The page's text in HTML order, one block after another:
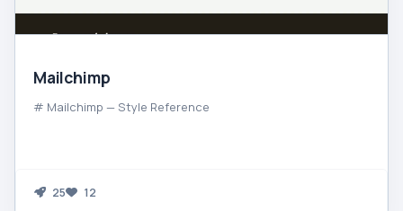
Mailchimp
# Mailchimp — Style Reference
25 12